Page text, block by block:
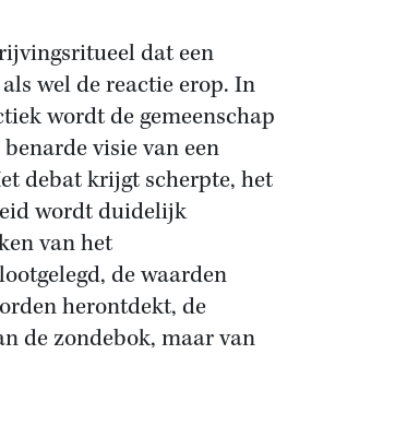
dat een
wel de reactie erop. In
wordt de gemeenschap
visie van een
debat krijgt scherpte, het
wordt duidelijk
van het
de waarden
herontdekt, de
de zondebok, maar van